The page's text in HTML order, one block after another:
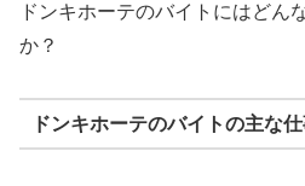
ドンキホーテのバイトにはどん
か？
ドンキホーテのバイトの主な